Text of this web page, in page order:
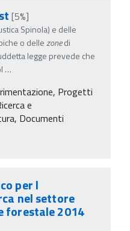
[5%]
Spinola) e delle
o dellezonedi
legge prevede che
…
Progetti
e
Documenti
per l
nel settore
forestale 2014